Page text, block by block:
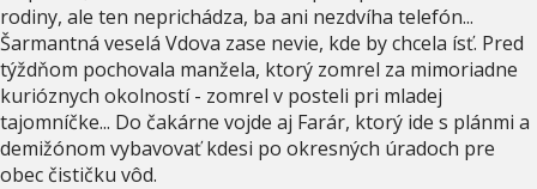
rodiny, ale ten neprichádza, ba ani nezdvíha telefón...
Šarmantná veselá Vdova zase nevie, kde by chcela ísť. Pred
týždňom pochovala manžela, ktorý zomrel za mimoriadne
kurióznych okolností - zomrel v posteli pri mladej
tajomníčke... Do čakárne vojde aj Farár, ktorý ide s plánmi a
demižónom vybavovať kdesi po okresných úradoch pre
obec čističku vôd.